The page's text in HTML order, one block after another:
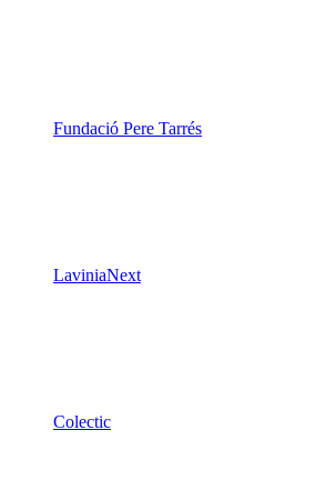
Fundació Pere Tarrés
LaviniaNext
Colectic